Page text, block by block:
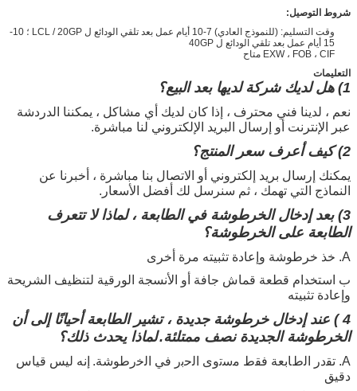
شروط التوصيل:
وقت التسليم: (للنموذج العادي) 7-10 أيام عمل بعد تلقي الودائع ل LCL / 20GP ؛ 10-
15 أيام عمل بعد تلقي الودائع ل 40GP
EXW ، FOB ، CIF متاح
التعليمات
1) هل لديك شركة لديها بعد البيع؟
نعم ، لدينا فني محترف ، إذا كان لديك أي مشاكل ، يمكننا الدردشة
عبر الإنترنت أو إرسال البريد الإلكتروني لنا مباشرة.
2) كيف أعرف سعر المنتج؟
يمكنك إرسال بريد إلكتروني أو الاتصال بنا مباشرة ، أخبرنا عن
النماذج التي تهمك ، ثم سنرسل لك أفضل الأسعار.
3) بعد إدخال الخرطوشة في الطابعة ، لماذا لا تتعرف
الطابعة على الخرطوشة؟
A. خذ خرطوشة وإعادة تثبيته مرة أخرى
ب استخدام قطعة قماش جافة أو الأنسجة الورقية لتنظيف الشريحة
وإعادة تثبيته
4 ) عند إدخال خرطوشة جديدة ، تشير الطابعة أحيانًا إلى أن
الخرطوشة الجديدة نصف ممتلئة.لماذا يحدث ذلك؟
A. ﺗﻘدر اﻟطﺎﺑﻌﺔ ﻓﻘط ﻣﺳﺗوى اﻟﺣﺑر ﻓﻲ اﻟﺧرطوﺷﺔ.
إنه ليس قياس
دقيق